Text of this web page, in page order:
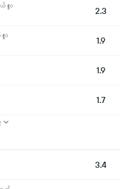
လူ
2.3
လူ
1.9
1.9
1.7
3.4